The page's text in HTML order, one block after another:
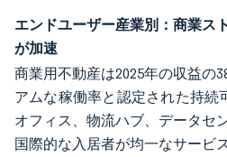
エンドユーザー産業別：商業ス
が加速
商業用不動産は2025年の収益の
アムな稼働率と認定された持続
オフィス、物流ハブ、データセ
国際的な入居者が均一なサービ